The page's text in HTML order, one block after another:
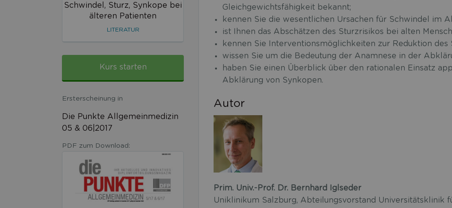
Schwindel, Sturz, Synkope bei
älteren Patienten
LITERATUR
Kurs starten
Ersterscheinung in
Die Punkte Allgemeinmedizin
05 & 06|2017
PDF zum Download:
Gleichgewichtsfähigkeit bekannt;
kennen Sie die wesentlichen Ursachen für Schwindel im
ist Ihnen das Abschätzen des Sturzrisikos bei alten
kennen Sie Interventionsmöglichkeiten zur Reduktion des
wissen Sie um die Bedeutung der Anamnese in der
haben Sie einen Überblick über den rationalen Einsatz
Abklärung von Synkopen.
Autor
Prim. Univ.-Prof. Dr. Bernhard Iglseder
Uniklinikum Salzburg, Abteilungsvorstand Universitätsklinik